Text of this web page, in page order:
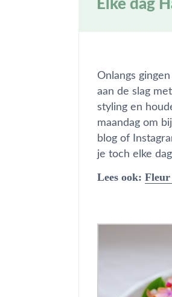
Elke dag
Onlangs
aan de slag
styling en
maandag om
blog of
je toch elke
Lees ook: Fleur